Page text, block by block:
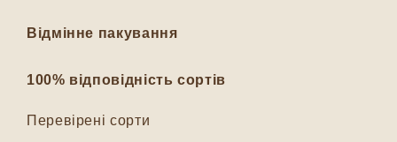
Відмінне пакування
100% відповідність сортів
Перевірені сорти